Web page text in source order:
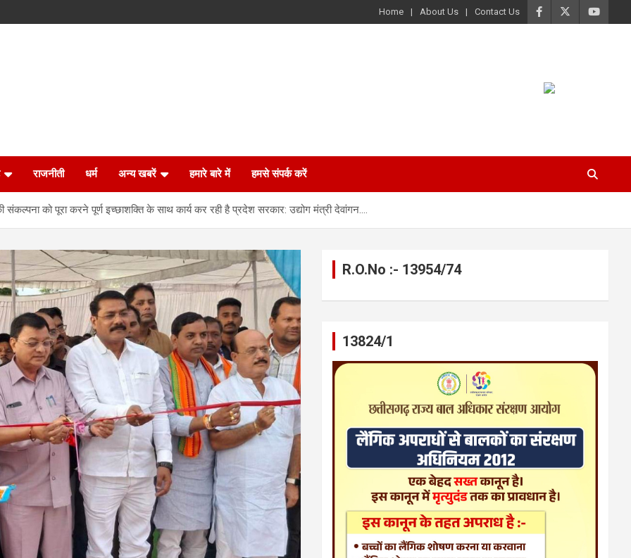
Home About Us Contact Us
राजनीती धर्म अन्य खबरें हमारे बारे में हमसे संपर्क करें
को पूरा करने पूर्ण इच्छाशक्ति के साथ कार्य कर रही है प्रदेश सरकार: उद्योग मंत्री देवांगन….
R.O.No :- 13954/74
13824/1